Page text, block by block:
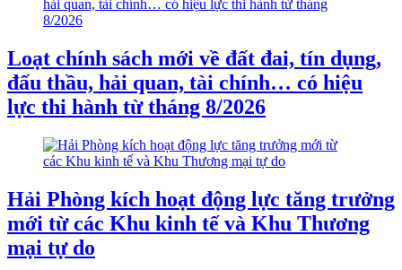
Loạt chính sách mới về đất đai, tín dụng,
đấu thầu, hải quan, tài chính… có hiệu
lực thi hành từ tháng 8/2026
Hải Phòng kích hoạt động lực tăng trưởng
mới từ các Khu kinh tế và Khu Thương
mại tự do